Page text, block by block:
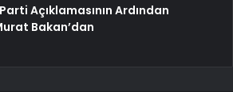
Açıklamasının Ardından
Bakan’dan